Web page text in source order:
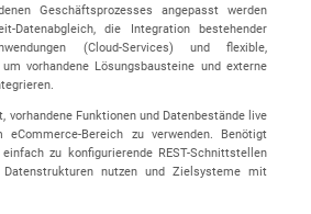
Geschäftsprozesses angepasst werden
Datenabgleich, die Integration bestehender
(Cloud-Services) und flexible,
vorhandene Lösungsbausteine und externe
vorhandene Funktionen und Datenbestände live
Bereich zu verwenden. Benötigt
zu konfigurierende REST-Schnittstellen
Datenstrukturen nutzen und Zielsysteme mit